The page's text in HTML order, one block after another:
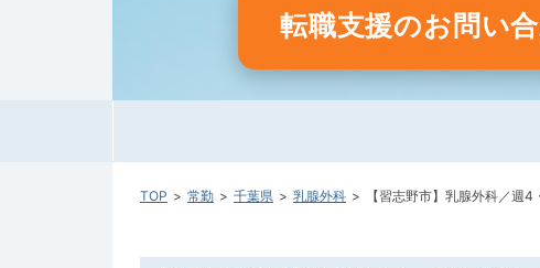
転職支援のお問い
TOP 常勤 千葉県 乳腺外科 【習志野市】乳腺外科／週